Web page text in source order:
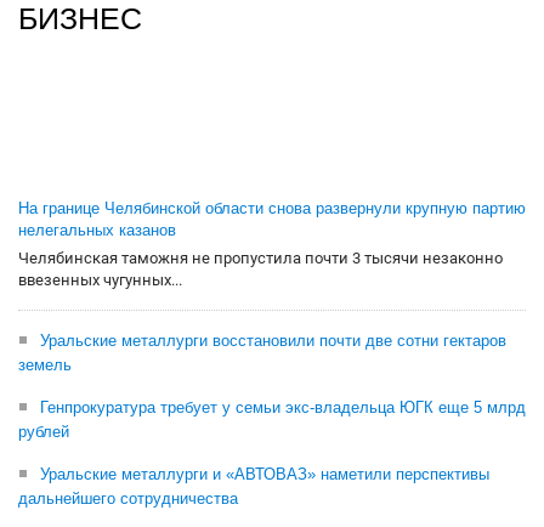
БИЗНЕС
На границе Челябинской области снова развернули крупную партию
нелегальных казанов
Челябинская таможня не пропустила почти 3 тысячи незаконно
ввезенных чугунных...
Уральские металлурги восстановили почти две сотни гектаров
земель
Генпрокуратура требует у семьи экс-владельца ЮГК еще 5 млрд
рублей
Уральские металлурги и «АВТОВАЗ» наметили перспективы
дальнейшего сотрудничества